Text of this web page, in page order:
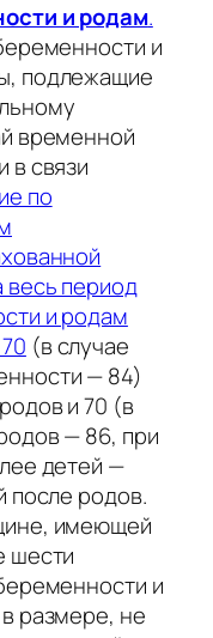
и родам.
и
подлежащие
временной
в связи
по
период
и родам
(в случае
— 84)
и 70 (в
— 86, при
детей —
после родов.
имеющей
шести
и
размере, не